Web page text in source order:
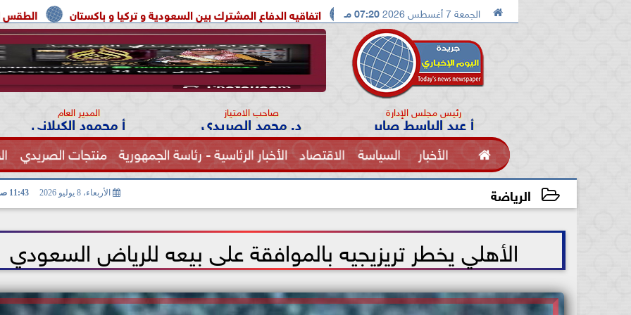
 الجمعة 7 أغسطس 2026 07:20 مـ الطقس اليوم شديد الحرارة اتفاقيه الدفاع المشترك بين السعودية و تركيا و باكستان بين ترامب ونائبه بسبب نقص الصواريخ
رئيس مجلس الإدارة
أ عبد الباسط صابر صاحب الامتياز
د. محمد الصريدي المدير العام
أ محمود الكيلاني
 الأخبار السياسة الاقتصاد الأخبار الرئاسية - رئاسة الجمهورية منتجات الصريدي
الفنون الصحة الرياضة الأربعاء، 8 يوليو 2026 11:43 صـ
الأهلي يخطر تريزيجيه بالموافقة على بيعه للرياض السعودي